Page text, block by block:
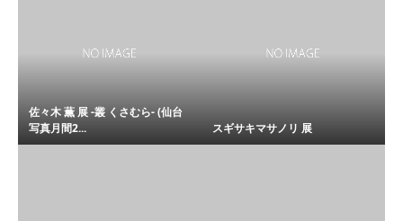
佐々木 薫 展 -叢 くさむら- (仙台
写真月間2...
スギサキマサノリ 展